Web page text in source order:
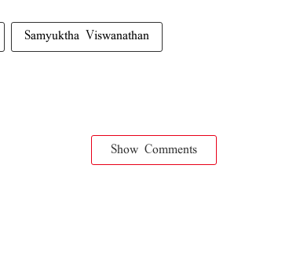
Samyuktha Viswanathan
Show Comments